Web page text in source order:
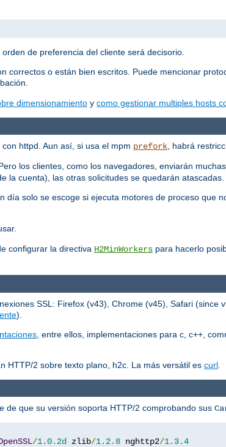
de preferencia del cliente será decisorio.
correctos o están bien escritos. Puede mencionar
dimensionamiento y como gestionar multiples hosts
httpd. Aun así, si usa el mpm prefork, habrá
los clientes, como los navegadores, enviarán
la cuenta), las otras solicitudes se quedarán atascadas.
día solo se escoge si ejecuta motores de proceso que
configurar la directiva H2MinWorkers para hacerlo
SSL: Firefox (v43), Chrome (v45), Safari (since
).
, entre ellos, implementaciones para c, c++,
HTTP/2 sobre texto plano, h2c. La más versátil es curl
de que su versión soporta HTTP/2 comprobando sus
/1.0. 2d zlib/1.2. 8 nghttp2/1.3.4